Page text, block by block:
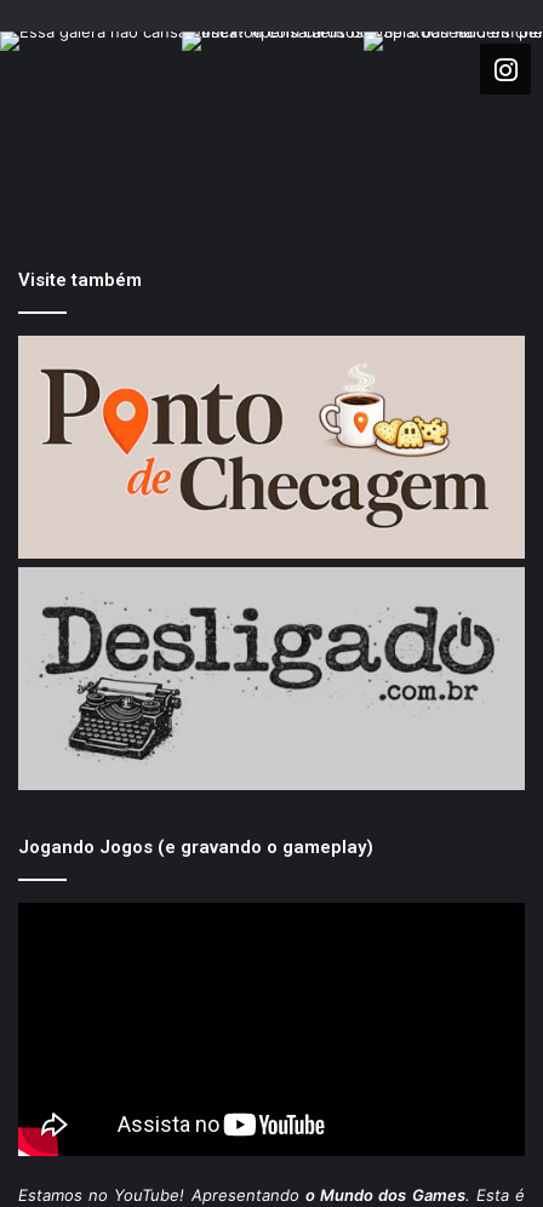
Visite também
Jogando Jogos (e gravando o gameplay)
Estamosno YouTube! Apresentando o Mundo dos Games. Esta é